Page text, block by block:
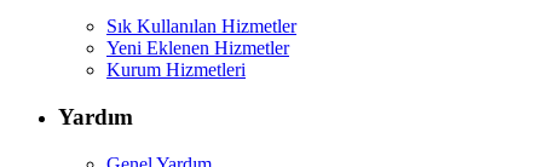
Sık Kullanılan Hizmetler
Yeni Eklenen Hizmetler
Kurum Hizmetleri
Yardım